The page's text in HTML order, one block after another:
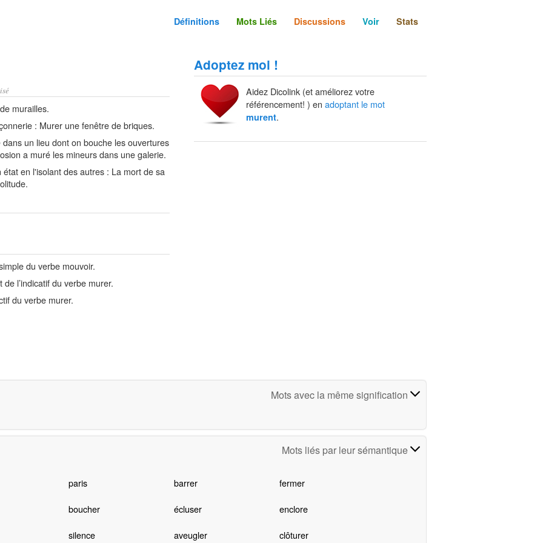
Définitions Mots Liés Discussions Voir Stats
murailles.
: Murer une fenêtre de briques.
un lieu dont on bouche les ouvertures
a muré les mineurs dans une galerie.
en l'isolant des autres : La mort de sa
du verbe mouvoir.
l’indicatif du verbe murer.
du verbe murer.
Adoptez moi !
Aidez Dicolink (et améliorez votre
référencement! ) en adoptant le mot
murent.
Mots avec la même signification
Mots liés par leur sémantique
paris barrer fermer
boucher écluser enclore
silence aveugler clôturer